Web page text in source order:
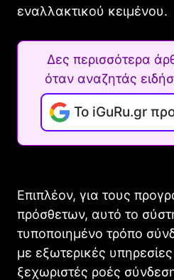
εναλλακτικού κειμένου.
Δες περισσότερα
όταν αναζητάς
Το iGuRu.gr
Επιπλέον, για τους
πρόσθετων, αυτό το
τυποποιημένο τρόπο
με εξωτερικές
ξεχωριστές ροές